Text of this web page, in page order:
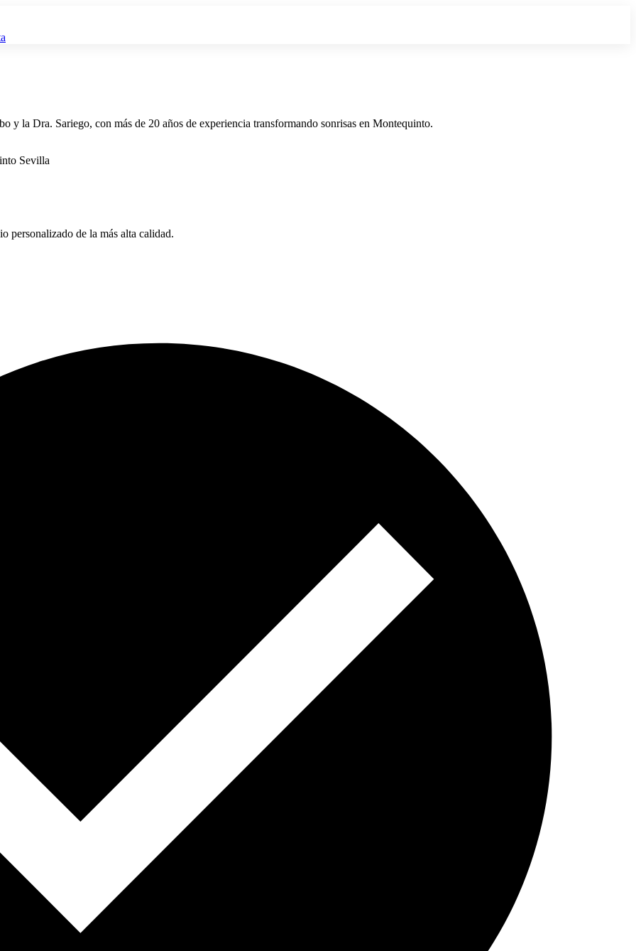
y la Dra. Sariego, con más de 20 años de experiencia transformando sonrisas en Montequinto.
personalizado de la más alta calidad.